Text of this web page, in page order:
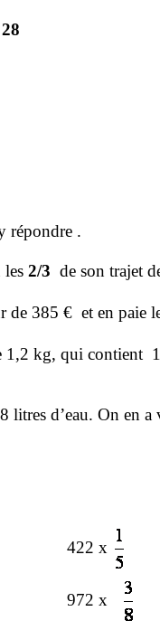
28
répondre .
les2/3 de son trajet
de 385 € et en paie
1,2 kg, qui contient
litres d’eau. On en
422 x
972 x